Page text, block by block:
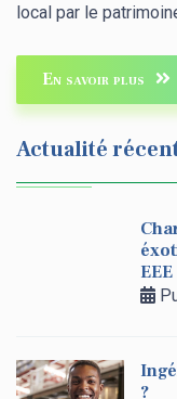
local par le
En savoir plus
Actualité
EEE
?